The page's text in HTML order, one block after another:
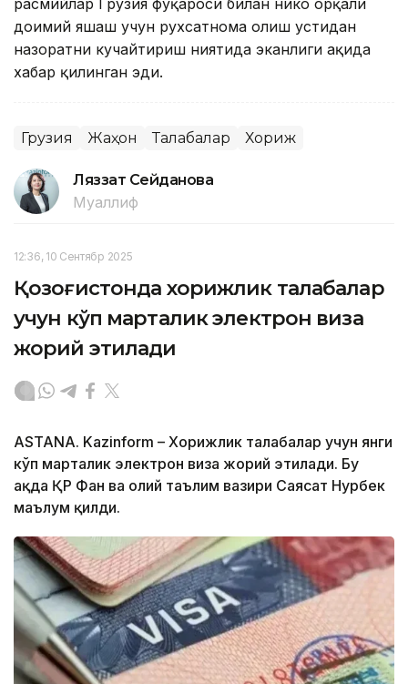
расмийлар Грузия фуқароси билан никоҳ орқали
доимий яшаш учун рухсатнома олиш устидан
назоратни кучайтириш ниятида эканлиги ҳақида
хабар қилинган эди.
Грузия Жаҳон Талабалар Хориж
Ляззат Сейданова
Муаллиф
12:36, 10 Сентябр 2025
Қозоғистонда хорижлик талабалар
учун кўп марталик электрон виза
жорий этилади
ASTANA. Kazinform – Хорижлик талабалар учун янги
кўп марталик электрон виза жорий этилади. Бу
ҳақда ҚР Фан ва олий таълим вазири Саясат Нурбек
маълум қилди.